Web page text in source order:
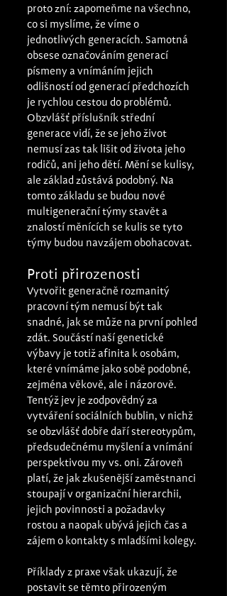
proto zní: zapomeňme na všechno,
co si myslíme, že víme o
jednotlivých generacích. Samotná
obsese označováním generací
písmeny a vnímáním jejich
odlišností od generací předchozích
je rychlou cestou do problémů.
Obzvlášť příslušník střední
generace vidí, že se jeho život
nemusí zas tak lišit od života jeho
rodičů, ani jeho dětí. Mění se kulisy,
ale základ zůstává podobný. Na
tomto základu se budou nové
multigenerační týmy stavět a
znalostí měnících se kulis se tyto
týmy budou navzájem obohacovat.
Proti přirozenosti
Vytvořit generačně rozmanitý
pracovní tým nemusí být tak
snadné, jak se může na první pohled
zdát. Součástí naší genetické
výbavy je totiž afinita k osobám,
které vnímáme jako sobě podobné,
zejména věkově, ale i názorově.
Tentýž jev je zodpovědný za
vytváření sociálních bublin, v nichž
se obzvlášť dobře daří stereotypům,
předsudečnému myšlení a vnímání
perspektivou my vs. oni. Zároveň
platí, že jak zkušenější zaměstnanci
stoupají v organizační hierarchii,
jejich povinnosti a požadavky
rostou a naopak ubývá jejich čas a
zájem o kontakty s mladšími kolegy.
Příklady z praxe však ukazují, že
postavit se těmto přirozeným